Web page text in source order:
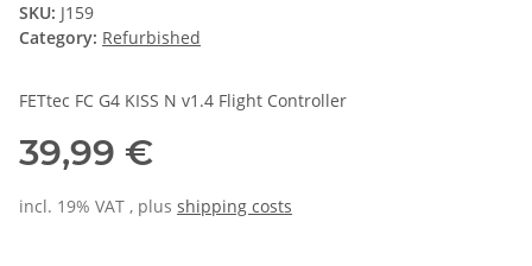
SKU: J159
Category: Refurbished
FETtec FC G4 KISS N v1.4 Flight Controller
39,99 €
incl. 19% VAT , plus shipping costs